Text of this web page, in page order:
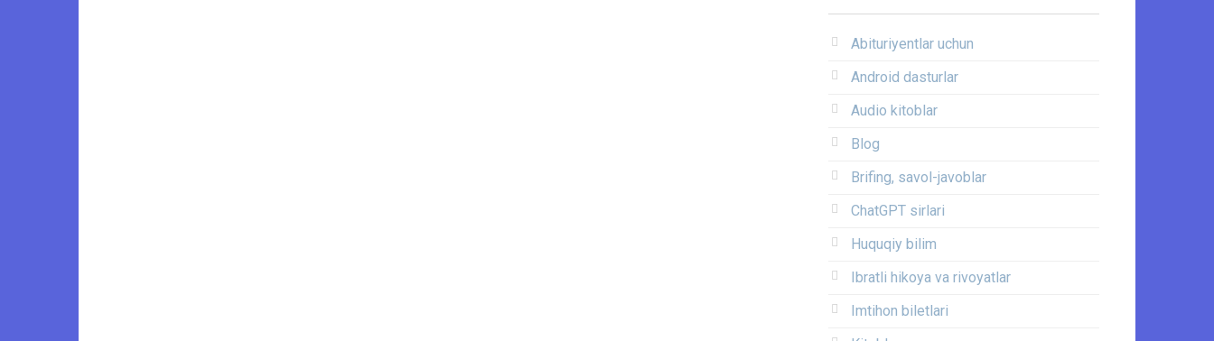
Abituriyentlar uchun
Android dasturlar
Audio kitoblar
Blog
Brifing, savol-javoblar
ChatGPT sirlari
Huquqiy bilim
Ibratli hikoya va rivoyatlar
Imtihon biletlari